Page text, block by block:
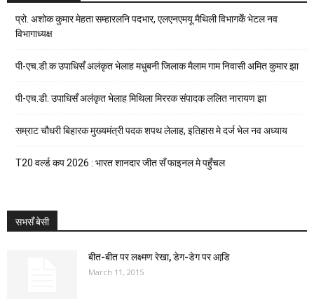
प्रो. अशोक कुमार मेहता सम्हारलनि पदभार, एलएनएमयू मैथिली विभागकेँ भेटल नव
विभागाध्यक्ष
पी-एच.डी.क उपाधिसँ अलंकृत भेलाह मधुबनी जिलाक मैलाम गाम निवासी अमित कुमार झा
पी-एच.डी. उपाधिसँ अलंकृत भेलाह मिथिला मिररक संपादक ललित नारायण झा
सम्राट चौधरी बिहारक मुख्यमंत्री पदक शपथ लेलाह, इतिहास मे दर्ज भेल नव अध्याय
T20 वर्ल्ड कप 2026 : भारत शानदार जीत सँ फाइनल मे पहुँचल
सभसँ बेसी
बीत-बीत पर लक्ष्मण रेखा, डेग-डेग पर आडि़
March 11, 2015